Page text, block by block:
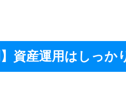
資産運用はしっか